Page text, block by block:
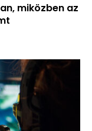
miközben az